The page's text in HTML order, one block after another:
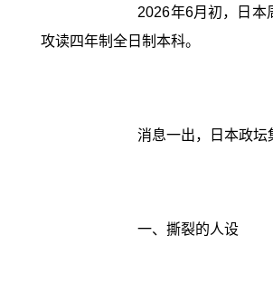
2026年6月初，日本
攻读四年制全日制本科。
消息一出，日本政坛
一、撕裂的人设